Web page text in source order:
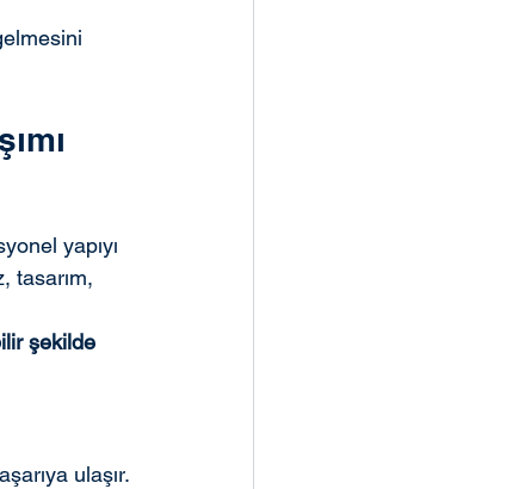
yapıyı
tasarım,
şekilde
ulaşır.